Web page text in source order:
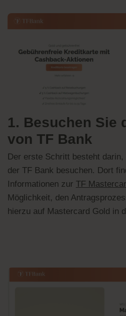
1. Besuchen Sie
von TF Bank
Der erste Schritt besteht
der TF Bank besuchen. Dort
Informationen zur TF
Möglichkeit, den
hierzu auf Mastercard Gold in